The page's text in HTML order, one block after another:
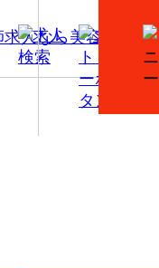
容皮膚科の看護師